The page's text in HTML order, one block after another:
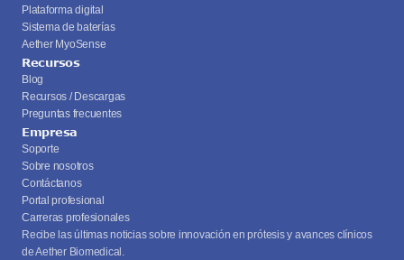
Plataforma digital
Sistema de baterías
Aether MyoSense
Recursos
Blog
Recursos / Descargas
Preguntas frecuentes
Empresa
Soporte
Sobre nosotros
Contáctanos
Portal profesional
Carreras profesionales
Recibe las últimas noticias sobre innovación en prótesis y avances clínicos
de Aether Biomedical.